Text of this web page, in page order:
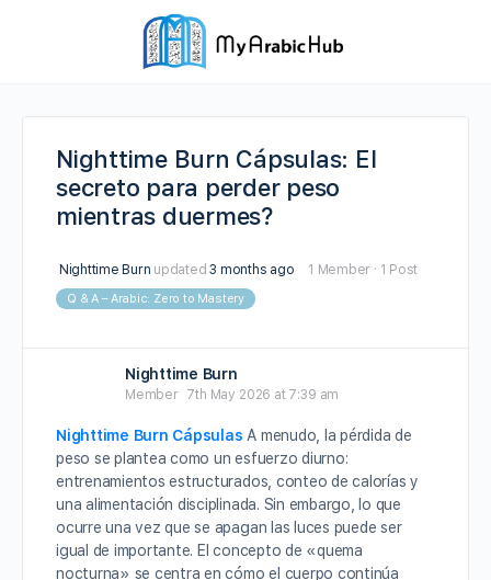
Nighttime Burn Cápsulas: El
secreto para perder peso
mientras duermes?
Nighttime Burn updated3 months ago 1 Member · 1 Post
Q & A – Arabic: Zero to Mastery
Nighttime Burn
Member 7th May 2026 at 7:39 am
Nighttime Burn Cápsulas A menudo, la pérdida de
peso se plantea como un esfuerzo diurno:
entrenamientos estructurados, conteo de calorías y
una alimentación disciplinada. Sin embargo, lo que
ocurre una vez que se apagan las luces puede ser
igual de importante. El concepto de «quema
nocturna» se centra en cómo el cuerpo continúa